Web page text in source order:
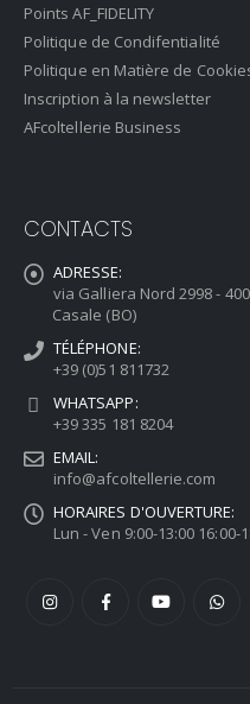
Points AF_FIDELITY
Politique de Condifentialité
Politique en Matière de
Inscription à la newsletter
AFcoltellerie Business
CONTACTS
ADRESSE:
via Galliera Nord 2998 -
Casale (BO)
TÉLÉPHONE:
+39 (0)51 811732
WHATSAPP:
+39 335 181 8204
EMAIL:
info@afcoltellerie.com
HORAIRES D'OUVERTURE:
Lun - Ven 9:00-13:00